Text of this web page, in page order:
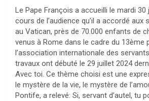
Le Pape François a accueilli le mardi 30
cours de l’audience qu’il a accordé aux
au Vatican, près de 70.000 enfants de
venus à Rome dans le cadre du 13ème
l’association internationale des
travaux ont débuté le 29 juillet 2024
Avec toi. Ce thème choisi est une
le mystère de la vie, le mystère de
Pontife, a relevé: Si, servant d’autel, tu